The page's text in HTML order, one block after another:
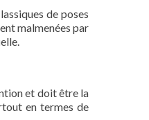
de poses
malmenées par
et doit être la
en termes de